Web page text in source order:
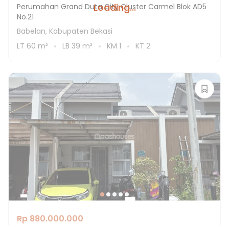
Loading...
Perumahan Grand Duta City Cluster Carmel Blok AD5
No.21
Babelan, Kabupaten Bekasi
LT 60 m² LB 39 m² KM 1 KT 2
Rp 880.000.000